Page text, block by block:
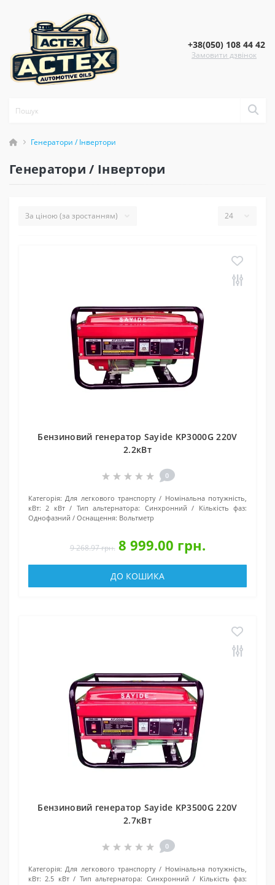
+38(050) 108 44 42
Замовити дзвінок
Генератори / Інвертори
Генератори / Інвертори
Бензиновий генератор Sayide KP3000G 220V
2.2кВт
0
Категорія: Для легкового транспорту
Номінальна потужність,
кВт: 2 кВт Тип альтернатора: Синхронний
Кількість фаз:
Однофазний
Оснащення: Вольтметр
9 268.97 грн. 8 999.00 грн.
ДО КОШИКА
Бензиновий генератор Sayide KP3500G 220V
2.7кВт
0
Категорія: Для легкового транспорту
Номінальна потужність,
кВт: 2.5 кВт Тип альтернатора: Синхронний
Кількість фаз: